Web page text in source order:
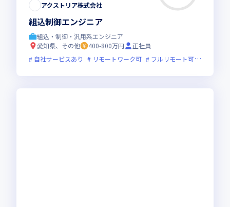
アクストリア株式会社
組込制御エンジニア
組込・制御・汎用系エンジニア
愛知県、その他
400-800万円
正社員
自社サービスあり
リモートワーク可 フルリモート可